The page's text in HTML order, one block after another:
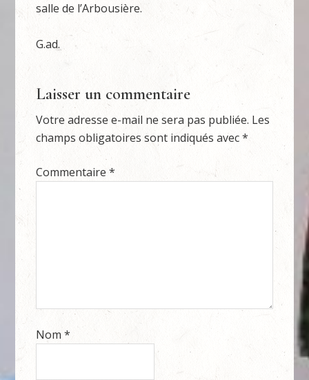
salle de l’Arbousière.
G.ad.
Laisser un commentaire
Votre adresse e-mail ne sera pas publiée. Les
champs obligatoires sont indiqués avec*
Commentaire*
Nom*